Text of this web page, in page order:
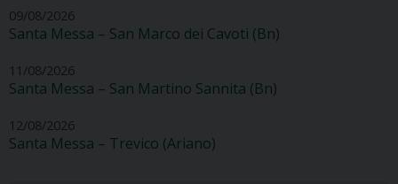
09/08/2026
Santa Messa – San Marco dei Cavoti (Bn)
11/08/2026
Santa Messa – San Martino Sannita (Bn)
12/08/2026
Santa Messa – Trevico (Ariano)